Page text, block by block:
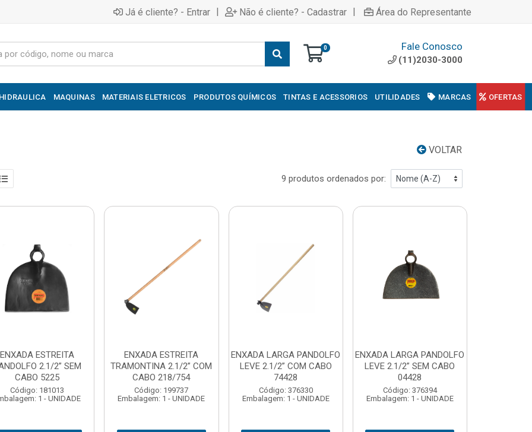
Já é cliente? - Entrar | Não é cliente? - Cadastrar | Área do Representante
0 Fale Conosco
(11)2030-3000
MAQUINAS MATERIAIS ELETRICOS PRODUTOS QUÍMICOS TINTAS E ACESSORIOS UTILIDADES MARCAS OFERTAS
VOLTAR
9 produtos ordenados por:
ENXADA ESTREITA
2.1/2” SEM
CABO 5225
Código: 181013
1 - UNIDADE
ENXADA ESTREITA
TRAMONTINA 2.1/2” COM
CABO 218/754
Código: 199737
Embalagem: 1 - UNIDADE
ENXADA LARGA PANDOLFO
LEVE 2.1/2” COM CABO
74428
Código: 376330
Embalagem: 1 - UNIDADE
ENXADA LARGA PANDOLFO
LEVE 2.1/2” SEM CABO
04428
Código: 376394
Embalagem: 1 - UNIDADE